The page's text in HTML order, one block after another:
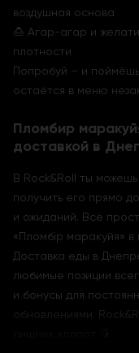
воздушная основа
🍮 Агар-агар и
плотности
Попробуй – и
остаётся в меню
Пломбир
доставкой в
В Rock&Roll ты
получить его прямо
и ожиданий. Всё
«Пломбір маракуйя»
Доставка еды в
любимые позиции
и бонусы для
обновлениями.